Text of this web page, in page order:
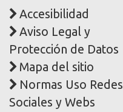
Accesibilidad
Aviso Legal y
Protección de Datos
Mapa del sitio
Normas Uso Redes
Sociales y Webs